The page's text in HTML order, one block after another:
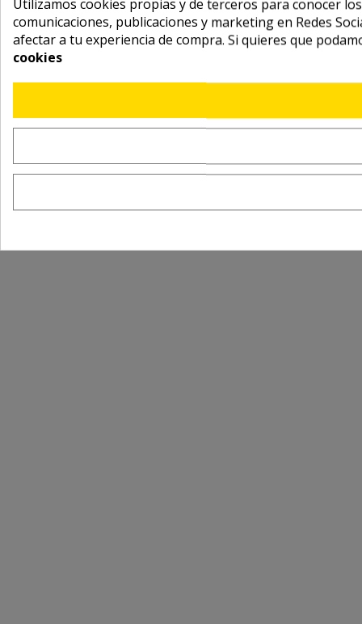
Utilizamos cookies propias y de terceros para conocer
comunicaciones, publicaciones y marketing en Redes
afectar a tu experiencia de compra. Si quieres que
cookies